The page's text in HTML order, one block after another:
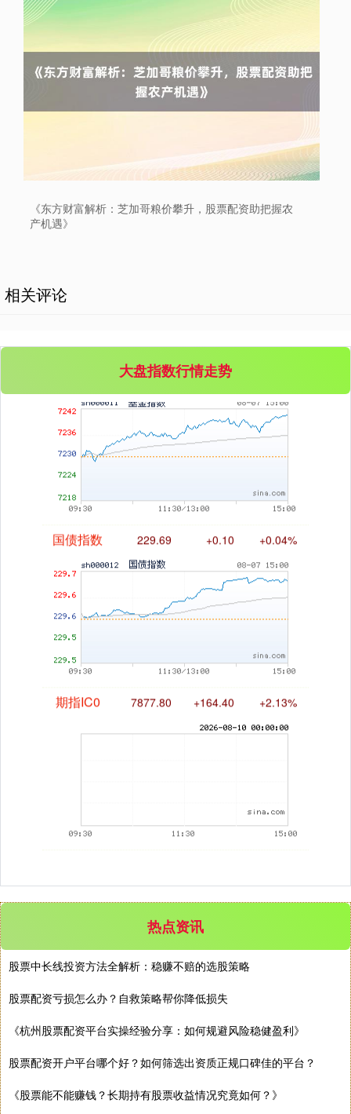
《东方财富解析：芝加哥粮价攀升，股票配资助把握农
产机遇》
相关评论
大盘指数行情走势
1134.24 +11.37
基金指数 +12.30 +0.17%
国债指数 +0.10 +0.04%
热点资讯
股票中长线投资方法全解析：稳赚不赔的选股策略
股票配资亏损怎么办？自救策略帮你降低损失
《杭州股票配资平台实操经验分享：如何规避风险稳健盈利》
股票配资开户平台哪个好？如何筛选出资质正规口碑佳的平台？
《股票能不能赚钱？长期持有股票收益情况究竟如何？》